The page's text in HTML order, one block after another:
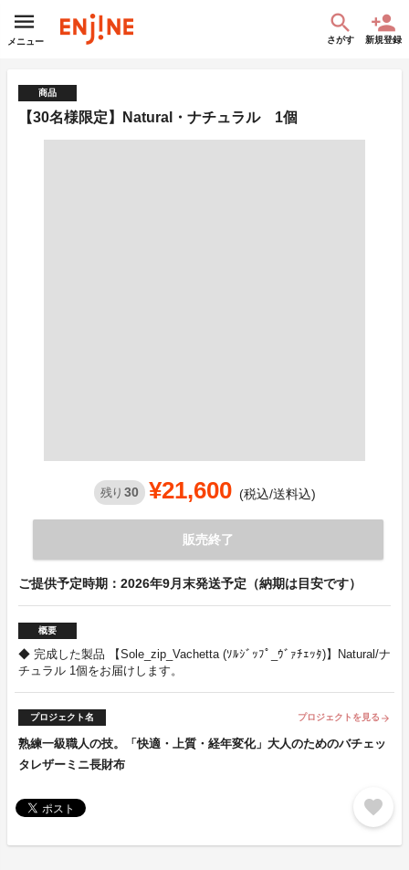
メニュー さがす 新規登録
商品
【30名様限定】Natural・ナチュラル 1個
残り 30 ¥21,600 (税込/送料込)
販売終了
ご提供予定時期：2026年9月末発送予定（納期は目安です）
概要
◆ 完成した製品 【Sole_zip_Vachetta (ｿﾙｼﾞｯﾌﾟ_ｳﾞｧﾁｪｯﾀ)】Natural/ナ
チュラル 1個をお届けします。
プロジェクト名 プロジェクトを見る arrow_forward
熟練一級職人の技。「快適・上質・経年変化」大人のためのバチェッ
タレザーミニ長財布
favorite